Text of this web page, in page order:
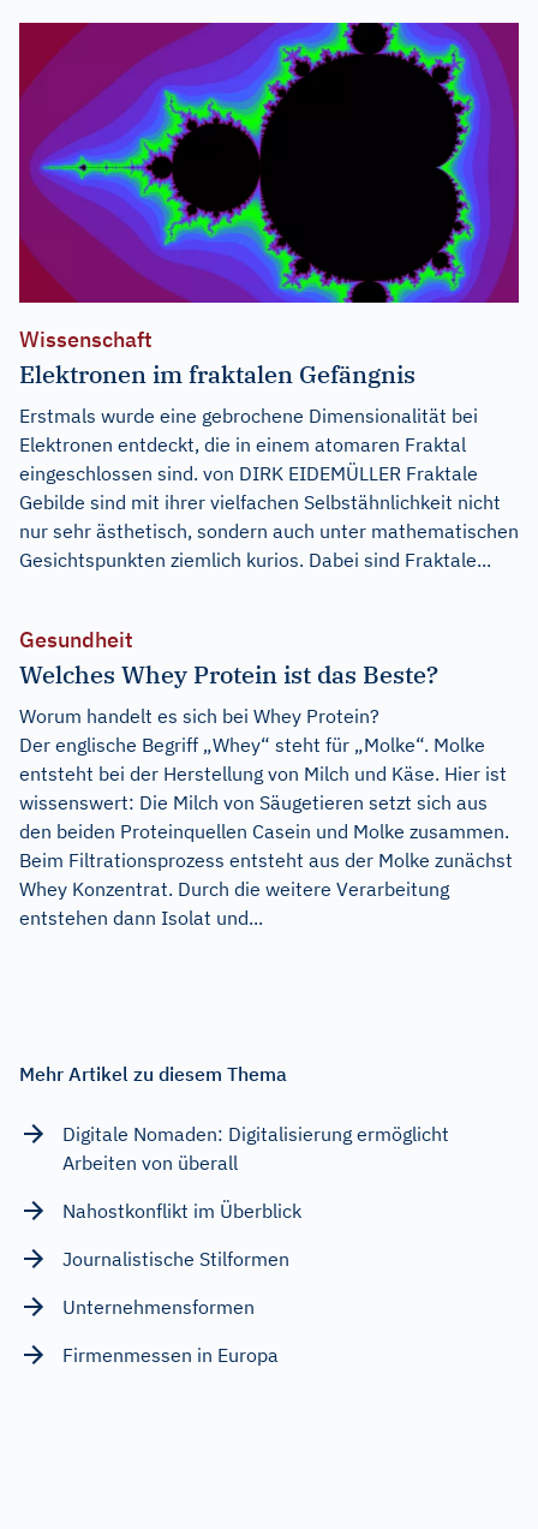
Wissenschaft
Elektronen im fraktalen Gefängnis
Erstmals wurde eine gebrochene Dimensionalität bei
Elektronen entdeckt, die in einem atomaren Fraktal
eingeschlossen sind. von DIRK EIDEMÜLLER Fraktale
Gebilde sind mit ihrer vielfachen Selbstähnlichkeit nicht
nur sehr ästhetisch, sondern auch unter mathematischen
Gesichtspunkten ziemlich kurios. Dabei sind Fraktale...
Gesundheit
Welches Whey Protein ist das Beste?
Worum handelt es sich bei Whey Protein?
Der englische Begriff „Whey“ steht für „Molke“. Molke
entsteht bei der Herstellung von Milch und Käse. Hier ist
wissenswert: Die Milch von Säugetieren setzt sich aus
den beiden Proteinquellen Casein und Molke zusammen.
Beim Filtrationsprozess entsteht aus der Molke zunächst
Whey Konzentrat. Durch die weitere Verarbeitung
entstehen dann Isolat und...
Mehr Artikel zu diesem Thema
Digitale Nomaden: Digitalisierung ermöglicht
Arbeiten von überall
Nahostkonflikt im Überblick
Journalistische Stilformen
Unternehmensformen
Firmenmessen in Europa